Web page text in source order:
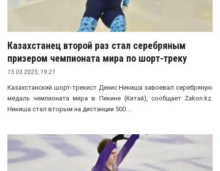
Казахстанец второй раз стал серебряным
призером чемпионата мира по шорт-треку
15.03.2025, 19:21
Казахстанский шорт-трекист Денис Никиша завоевал серебряную
медаль чемпионата мира в Пекине (Китай), сообщает Zakon.kz.
Никиша стал вторым на дистанции 500 ...